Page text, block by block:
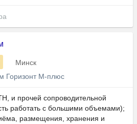
Минск
Горизонт М-плюс
и прочей сопроводительной
работать с большими объемами);
размещения, хранения и